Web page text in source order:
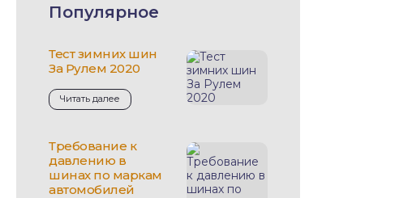
Популярное
Тест зимних шин
За Рулем 2020
Читать далее
Требование к
давлению в
шинах по маркам
автомобилей